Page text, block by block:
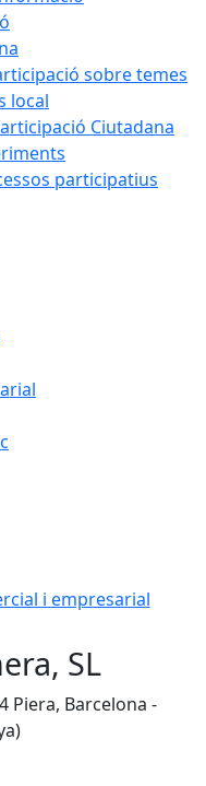
sobre temes
local
Ciutadana
participatius
i empresarial
SL
Piera, Barcelona -